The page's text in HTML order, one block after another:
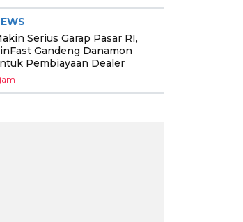
Serius Garap Pasar RI,
Gandeng Danamon
Pembiayaan Dealer